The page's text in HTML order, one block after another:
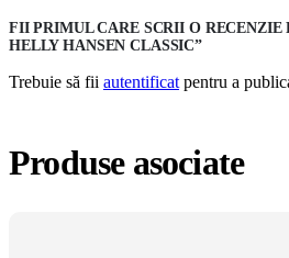
FII PRIMUL CARE SCRII O RECENZIE
HELLY HANSEN CLASSIC”
Trebuie să fii autentificat pentru a
Produse asociate